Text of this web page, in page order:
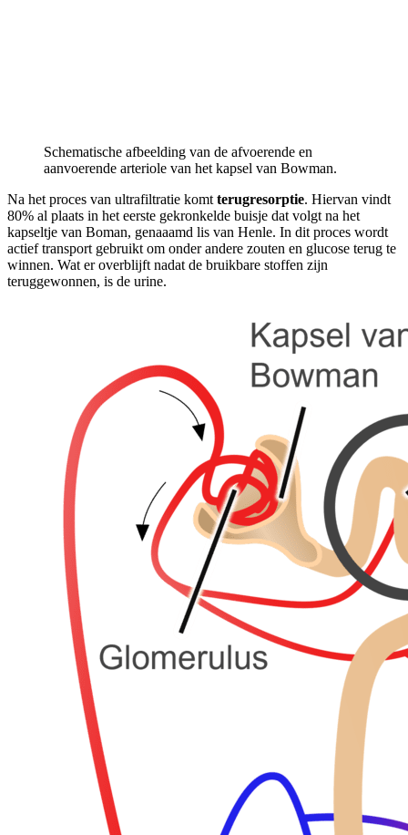
Schematische afbeelding van de afvoerende en
aanvoerende arteriole van het kapsel van Bowman.
Na het proces van ultrafiltratie komt terugresorptie. Hiervan vindt
80% al plaats in het eerste gekronkelde buisje dat volgt na het
kapseltje van Boman, genaaamd lis van Henle. In dit proces wordt
actief transport gebruikt om onder andere zouten en glucose terug te
winnen. Wat er overblijft nadat de bruikbare stoffen zijn
teruggewonnen, is de urine.